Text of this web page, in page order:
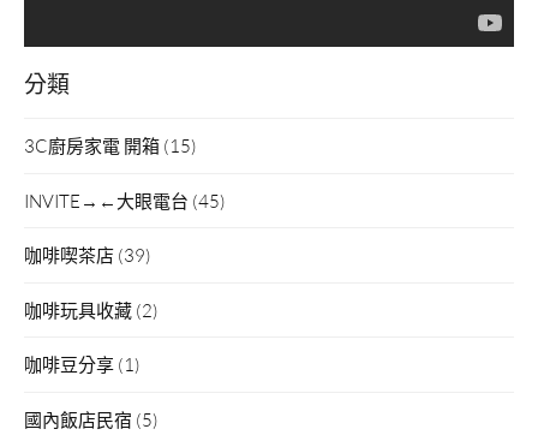
分類
3C廚房家電 開箱 (15)
INVITE→←大眼電台 (45)
咖啡喫茶店 (39)
咖啡玩具收藏 (2)
咖啡豆分享 (1)
國內飯店民宿 (5)